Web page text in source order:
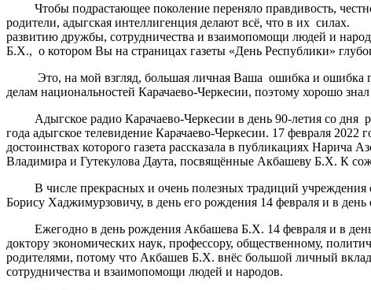
Чтобы подрастающее поколение переняло правдивость,
родители, адыгская интеллигенция делают всё, что в их силах.
развитию дружбы, сотрудничества и взаимопомощи людей и
Б.Х., о котором Вы на страницах газеты «День Республики»
Это, на мой взгляд, большая личная Ваша ошибка и ошибка
делам национальностей Карачаево-Черкесии, поэтому хорошо
Адыгское радио Карачаево-Черкесии в день 90-летия со дня
года адыгское телевидение Карачаево-Черкесии. 17 февраля
достоинствах которого газета рассказала в публикациях
Владимира и Гутекулова Даута, посвящённые Акбашеву Б.Х. К
В числе прекрасных и очень полезных традиций учреждения
Борису Хаджимурзовичу, в день его рождения 14 февраля и в
Ежегодно в день рождения Акбашева Б.Х. 14 февраля и в день
доктору экономических наук, профессору, общественному,
родителями, потому что Акбашев Б.Х. внёс большой личный вклад
сотрудничества и взаимопомощи людей и народов.